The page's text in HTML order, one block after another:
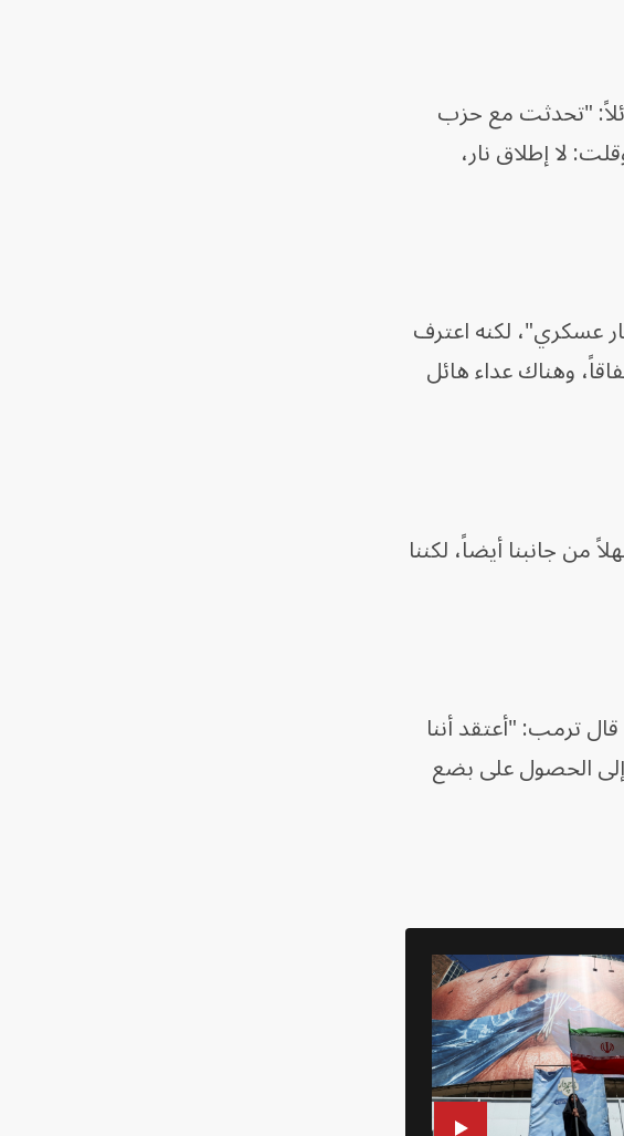
"تحدثت مع حزب
لا إطلاق نار،
عسكري"، لكنه اعترف
وهناك عداء هائل
من جانبنا أيضاً، لكننا
قال ترمب: "أعتقد أننا
إلى الحصول على بضع